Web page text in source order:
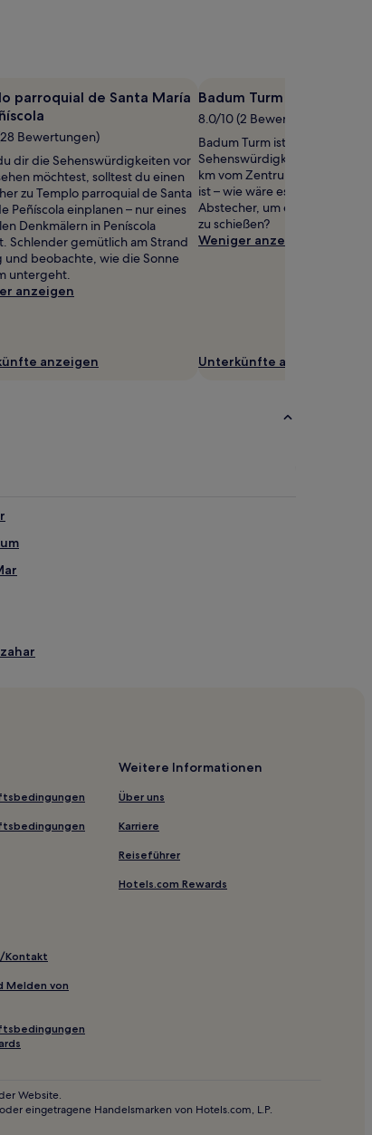
parroquial de Santa María
Bewertungen)
dir die Sehenswürdigkeiten vor
möchtest, solltest du einen
zu Templo parroquial de Santa
Peñíscola einplanen – nur eines
Denkmälern in Peníscola
Schlender gemütlich am Strand
und beobachte, wie die Sonne
untergeht.
anzeigen
anzeigen
Badum Turm
8.0/10 (2 Bewertungen)
Badum Turm ist nur eine von
Sehenswürdigkeiten der
km vom Zentrum von
ist – wie wäre es also mit
Abstecher, um ein paar
zu schießen?
Weniger anzeigen
Unterkünfte anzeigen
Plana
Kontakt
Melden von
Weitere Informationen
Über uns
Karriere
Reiseführer
Hotels.com Rewards
Website.
eingetragene Handelsmarken von Hotels.com, L.P.